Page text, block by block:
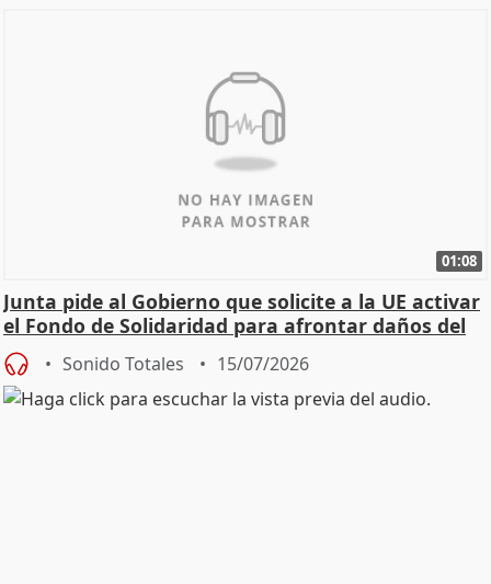
01:08
Junta pide al Gobierno que solicite a la UE activar
el Fondo de Solidaridad para afrontar daños del
Sonido Totales 15/07/2026